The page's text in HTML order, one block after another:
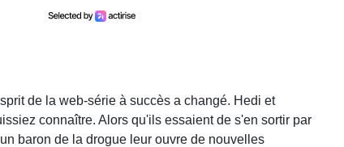
de la web-série à succès a changé. Hedi et
connaître. Alors qu'ils essaient de s'en sortir par
baron de la drogue leur ouvre de nouvelles